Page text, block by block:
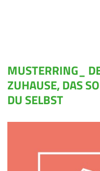
MUSTERRING_
ZUHAUSE, DAS
DU SELBST